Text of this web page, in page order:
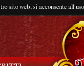
sito web, si acconsente